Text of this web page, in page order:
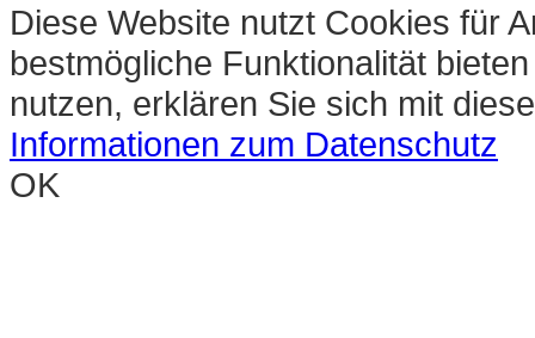
Diese Website nutzt Cookies für
bestmögliche Funktionalität
nutzen, erklären Sie sich mit
Informationen zum Datenschutz
OK